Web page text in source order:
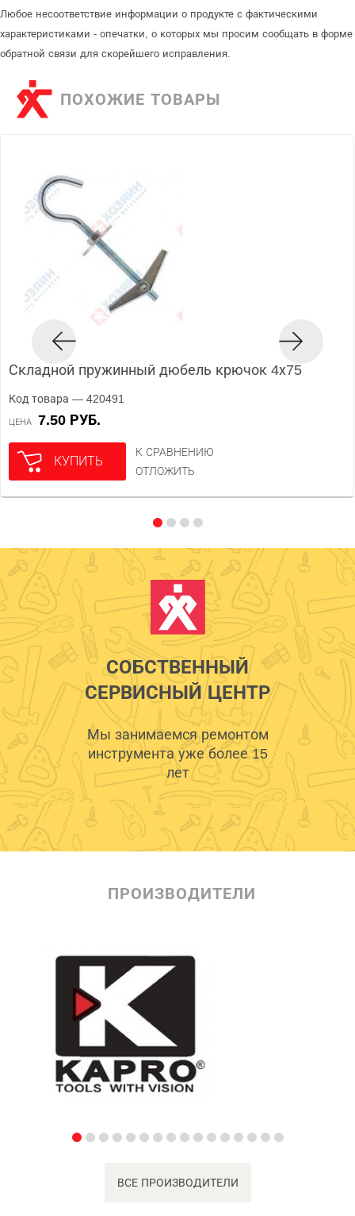
Любое несоответствие информации о продукте с фактическими
характеристиками - опечатки, о которых мы просим сообщать в форме
обратной связи для скорейшего исправления.
ПОХОЖИЕ ТОВАРЫ
Складной пружинный дюбель крючок 4х75
Код товара — 420491
ЦЕНА 7.50 РУБ.
КУПИТЬ
К СРАВНЕНИЮ
ОТЛОЖИТЬ
СОБСТВЕННЫЙ
СЕРВИСНЫЙ ЦЕНТР
Мы занимаемся ремонтом
инструмента уже более 15
лет
ПРОИЗВОДИТЕЛИ
ВСЕ ПРОИЗВОДИТЕЛИ